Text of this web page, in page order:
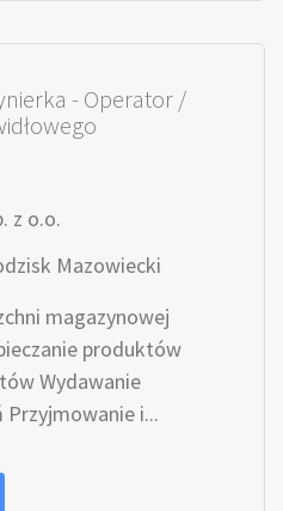
- Operator /
z o.o.
Mazowiecki
magazynowej
produktów
Wydawanie
i...